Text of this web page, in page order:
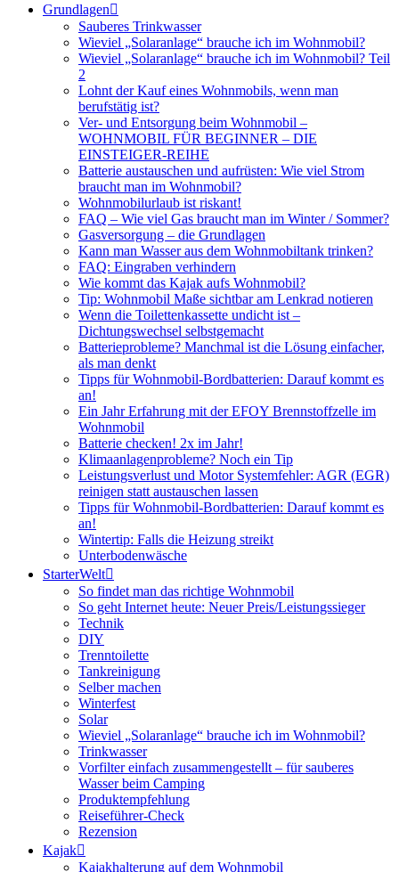
Grundlagen
Sauberes Trinkwasser
Wieviel „Solaranlage“ brauche ich im Wohnmobil?
Wieviel „Solaranlage“ brauche ich im Wohnmobil? Teil
2
Lohnt der Kauf eines Wohnmobils, wenn man
berufstätig ist?
Ver- und Entsorgung beim Wohnmobil –
WOHNMOBIL FÜR BEGINNER – DIE
EINSTEIGER-REIHE
Batterie austauschen und aufrüsten: Wie viel Strom
braucht man im Wohnmobil?
Wohnmobilurlaub ist riskant!
FAQ – Wie viel Gas braucht man im Winter / Sommer?
Gasversorgung – die Grundlagen
Kann man Wasser aus dem Wohnmobiltank trinken?
FAQ: Eingraben verhindern
Wie kommt das Kajak aufs Wohnmobil?
Tip: Wohnmobil Maße sichtbar am Lenkrad notieren
Wenn die Toilettenkassette undicht ist –
Dichtungswechsel selbstgemacht
Batterieprobleme? Manchmal ist die Lösung einfacher,
als man denkt
Tipps für Wohnmobil-Bordbatterien: Darauf kommt es
an!
Ein Jahr Erfahrung mit der EFOY Brennstoffzelle im
Wohnmobil
Batterie checken! 2x im Jahr!
Klimaanlagenprobleme? Noch ein Tip
Leistungsverlust und Motor Systemfehler: AGR (EGR)
reinigen statt austauschen lassen
Tipps für Wohnmobil-Bordbatterien: Darauf kommt es
an!
Wintertip: Falls die Heizung streikt
Unterbodenwäsche
StarterWelt
So findet man das richtige Wohnmobil
So geht Internet heute: Neuer Preis/Leistungssieger
Technik
DIY
Trenntoilette
Tankreinigung
Selber machen
Winterfest
Solar
Wieviel „Solaranlage“ brauche ich im Wohnmobil?
Trinkwasser
Vorfilter einfach zusammengestellt – für sauberes
Wasser beim Camping
Produktempfehlung
Reiseführer-Check
Rezension
Kajak
Kajakhalterung auf dem Wohnmobil